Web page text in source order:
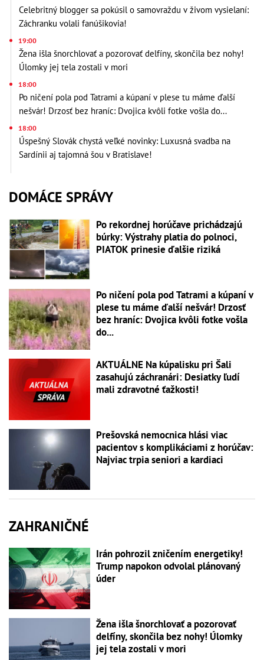
Celebritný blogger sa pokúsil o samovraždu v živom vysielaní:
Záchranku volali fanúšikovia!
19:00
Žena išla šnorchlovať a pozorovať delfíny, skončila bez nohy!
Úlomky jej tela zostali v mori
18:00
Po ničení pola pod Tatrami a kúpaní v plese tu máme ďalší
nešvár! Drzosť bez hraníc: Dvojica kvôli fotke vošla do...
18:00
Úspešný Slovák chystá veľké novinky: Luxusná svadba na
Sardínii aj tajomná šou v Bratislave!
DOMÁCE SPRÁVY
Po rekordnej horúčave prichádzajú
búrky: Výstrahy platia do polnoci,
PIATOK prinesie ďalšie riziká
Po ničení pola pod Tatrami a kúpaní v
plese tu máme ďalší nešvár! Drzosť
bez hraníc: Dvojica kvôli fotke vošla
do...
AKTUÁLNE Na kúpalisku pri Šali
zasahujú záchranári: Desiatky ľudí
mali zdravotné ťažkosti!
Prešovská nemocnica hlási viac
pacientov s komplikáciami z horúčav:
Najviac trpia seniori a kardiaci
ZAHRANIČNÉ
Irán pohrozil zničením energetiky!
Trump napokon odvolal plánovaný
úder
Žena išla šnorchlovať a pozorovať
delfíny, skončila bez nohy! Úlomky
jej tela zostali v mori